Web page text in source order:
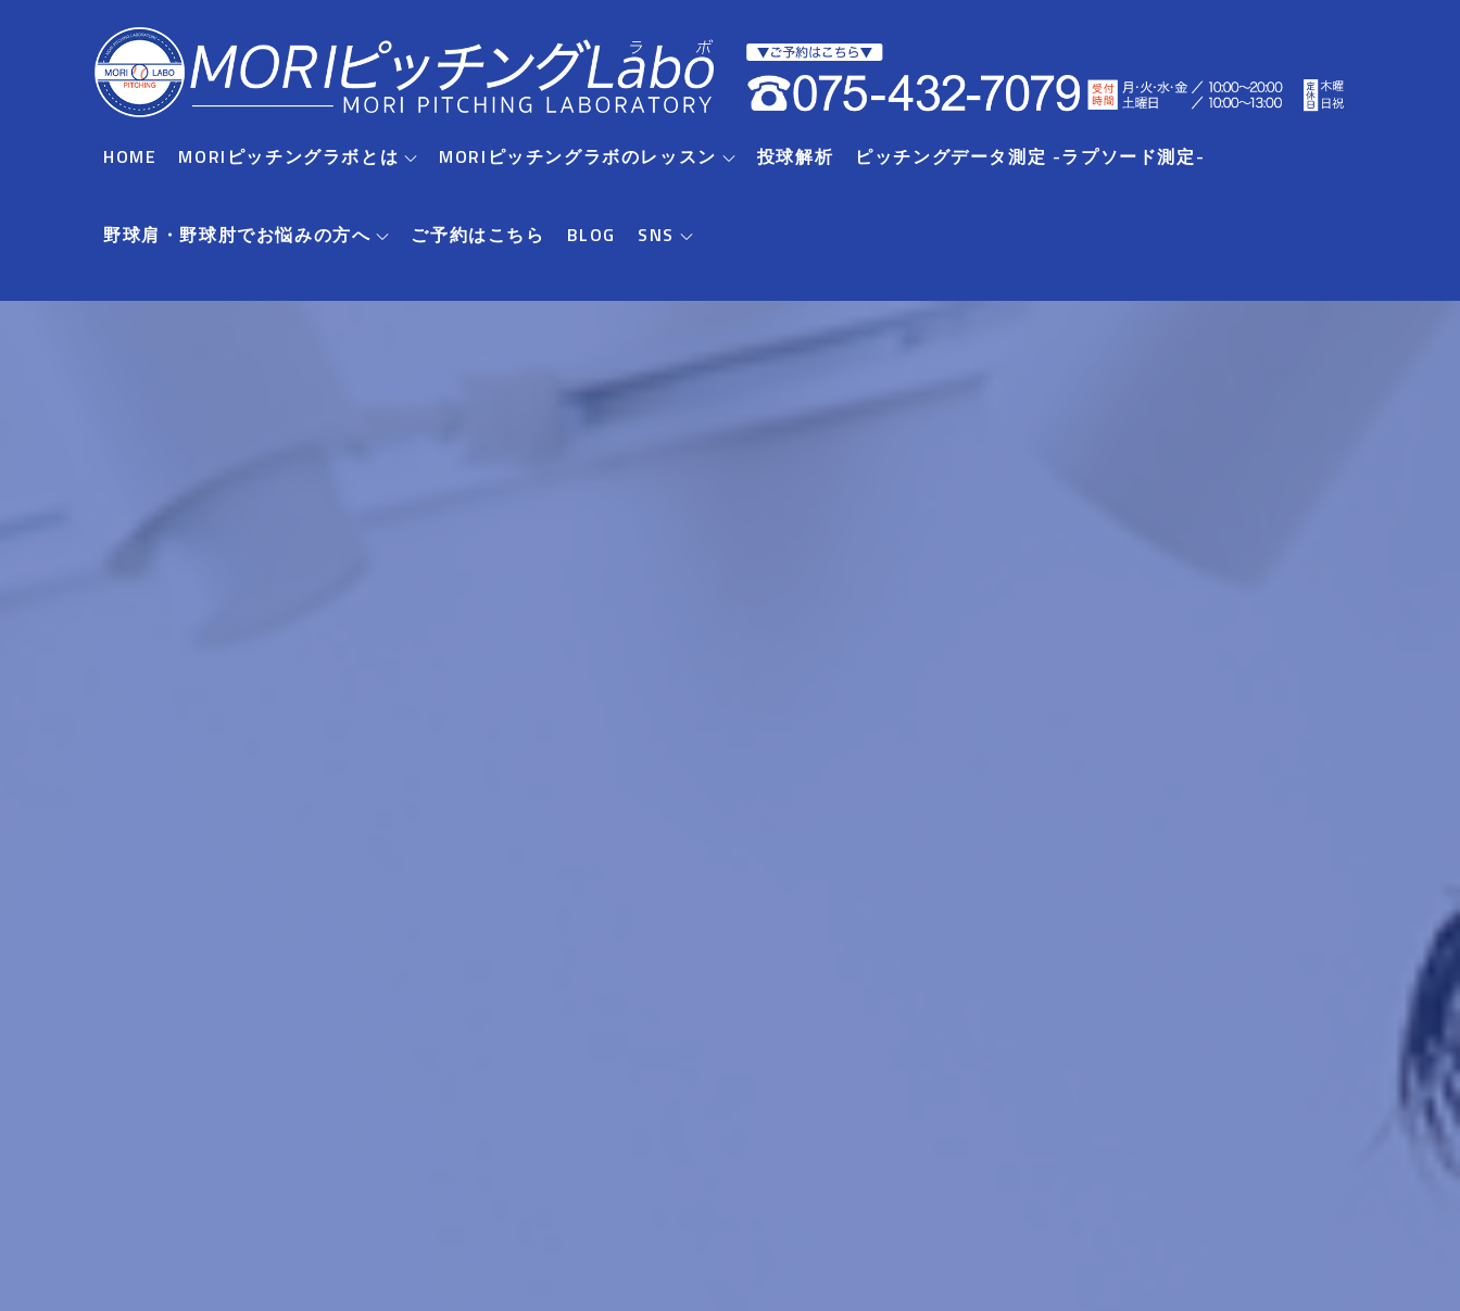
HOME MORIピッチングラボとは MORIピッチングラボのレッスン 投球解析 ピッチングデータ測定 -ラプソード測定-
野球肩・野球肘でお悩みの方へ ご予約はこちら BLOG SNS